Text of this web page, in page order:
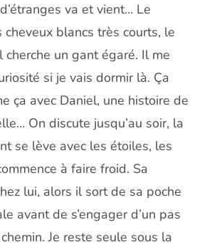
va et vient… Le
cheveux blancs très courts, le
cherche un gant égaré. Il me
si je vais dormir là. Ça
ça avec Daniel, une histoire de
On discute jusqu’au soir, la
se lève avec les étoiles, les
à faire froid. Sa
lui, alors il sort de sa poche
avant de s’engager d’un pas
Je reste seule sous la